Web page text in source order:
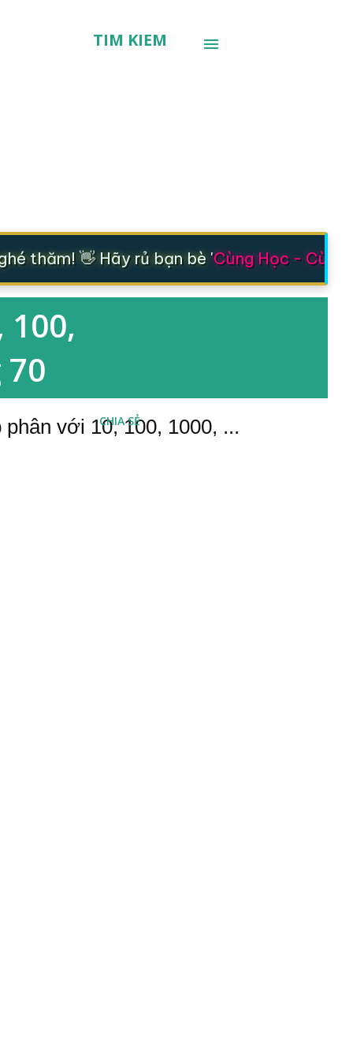
TÌM KIẾM
thăm! 👋 Hãy rủ bạn bè 'Cùng Học - Cùng
70
với 10, 100, 1000, ...
CHIA SẺ